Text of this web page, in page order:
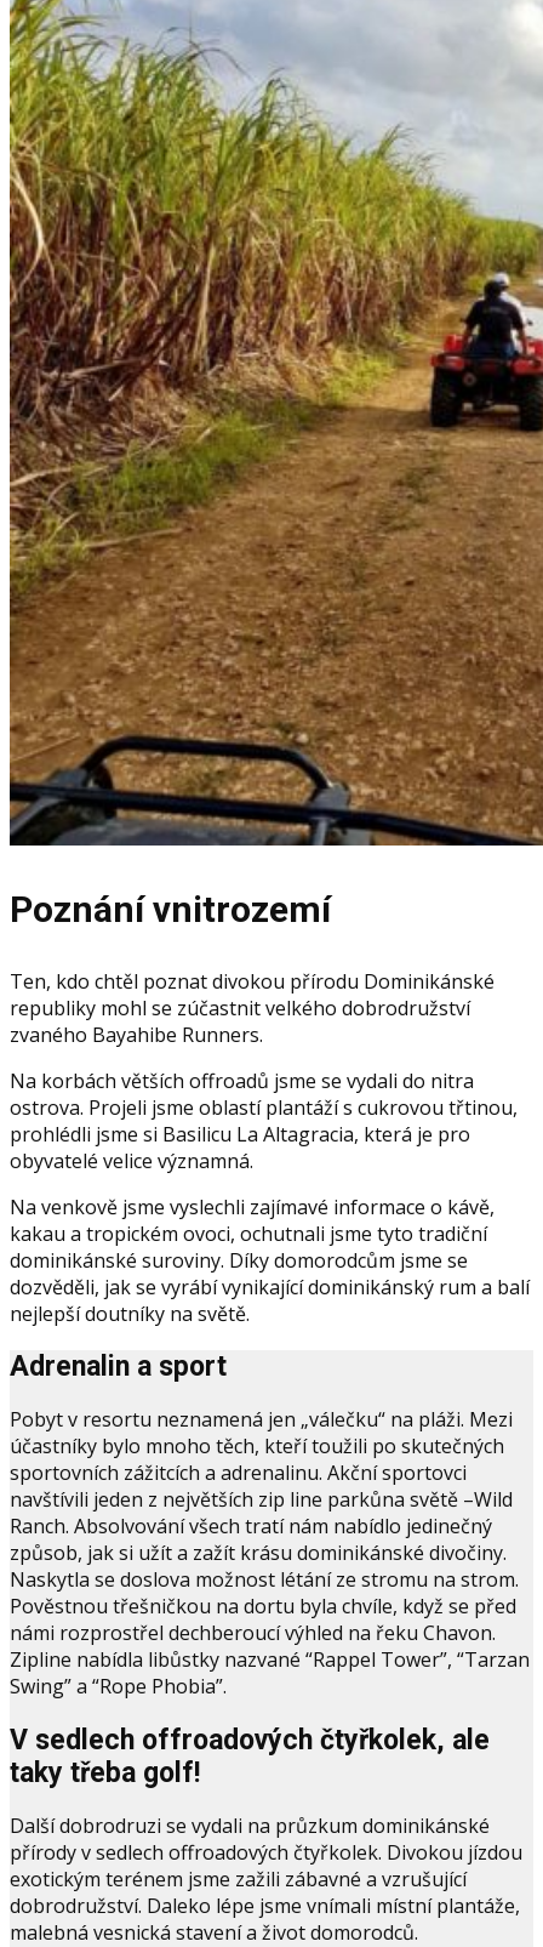
Poznání vnitrozemí
Ten, kdo chtěl poznat divokou přírodu Dominikánské
republiky mohl se zúčastnit velkého dobrodružství
zvaného Bayahibe Runners.
Na korbách větších offroadů jsme se vydali do nitra
ostrova. Projeli jsme oblastí plantáží s cukrovou třtinou,
prohlédli jsme si Basilicu La Altagracia, která je pro
obyvatelé velice významná.
Na venkově jsme vyslechli zajímavé informace o kávě,
kakau a tropickém ovoci, ochutnali jsme tyto tradiční
dominikánské suroviny. Díky domorodcům jsme se
dozvěděli, jak se vyrábí vynikající dominikánský rum a balí
nejlepší doutníky na světě.
Adrenalin a sport
Pobyt v resortu neznamená jen „válečku“ na pláži. Mezi
účastníky bylo mnoho těch, kteří toužili po skutečných
sportovních zážitcích a adrenalinu. Akční sportovci
navštívili jeden z největších zip line parkůna světě –Wild
Ranch. Absolvování všech tratí nám nabídlo jedinečný
způsob, jak si užít a zažít krásu dominikánské divočiny.
Naskytla se doslova možnost létání ze stromu na strom.
Pověstnou třešničkou na dortu byla chvíle, když se před
námi rozprostřel dechberoucí výhled na řeku Chavon.
Zipline nabídla libůstky nazvané “Rappel Tower”, “Tarzan
Swing” a “Rope Phobia”.
V sedlech offroadových čtyřkolek, ale
taky třeba golf!
Další dobrodruzi se vydali na průzkum dominikánské
přírody v sedlech offroadových čtyřkolek. Divokou jízdou
exotickým terénem jsme zažili zábavné a vzrušující
dobrodružství. Daleko lépe jsme vnímali místní plantáže,
malebná vesnická stavení a život domorodců.